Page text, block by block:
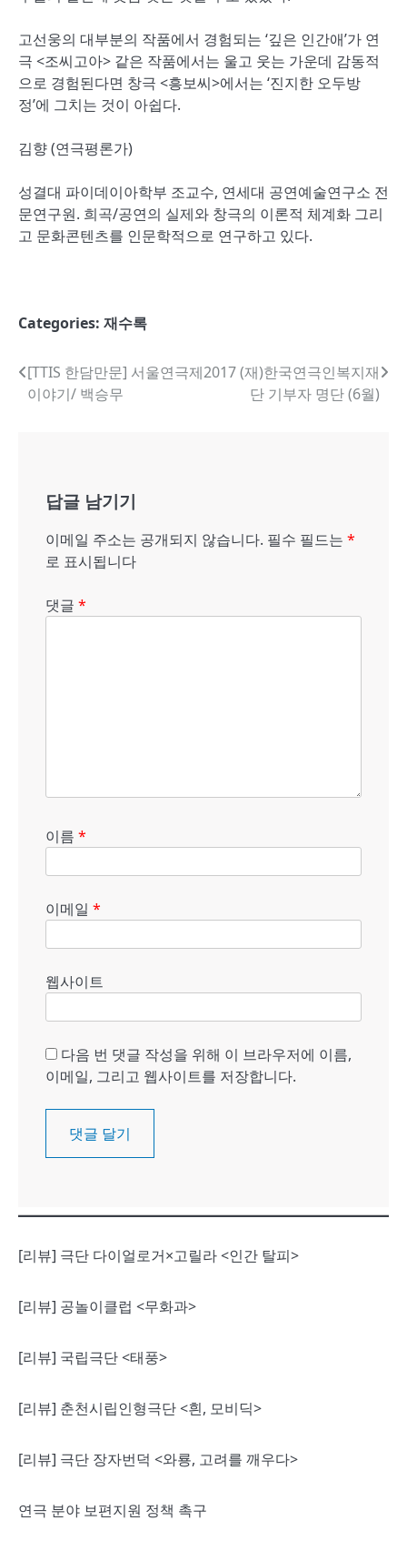
고선웅의 대부분의 작품에서 경험되는 ‘깊은 인간애’가 연
극 <조씨고아> 같은 작품에서는 울고 웃는 가운데 감동적
으로 경험된다면 창극 <흥보씨>에서는 ‘진지한 오두방
정’에 그치는 것이 아쉽다.
김향 (연극평론가)
성결대 파이데이아학부 조교수, 연세대 공연예술연구소 전
문연구원. 희곡/공연의 실제와 창극의 이론적 체계화 그리
고 문화콘텐츠를 인문학적으로 연구하고 있다.
Categories: 재수록
글
내
[TTIS 한담만문] 서울연극제
이야기/ 백승무
2017 (재)한국연극인복지재
단 기부자 명단 (6월)
답글 남기기
이메일 주소는 공개되지 않습니다. 필수 필드는 *
로 표시됩니다
댓글 *
이름 *
이메일 *
웹사이트
다음 번 댓글 작성을 위해 이 브라우저에 이름,
이메일, 그리고 웹사이트를 저장합니다.
[리뷰] 극단 다이얼로거×고릴라 <인간 탈피>
[리뷰] 공놀이클럽 <무화과>
[리뷰] 국립극단 <태풍>
[리뷰] 춘천시립인형극단 <흰, 모비딕>
[리뷰] 극단 장자번덕 <와룡, 고려를 깨우다>
연극 분야 보편지원 정책 촉구